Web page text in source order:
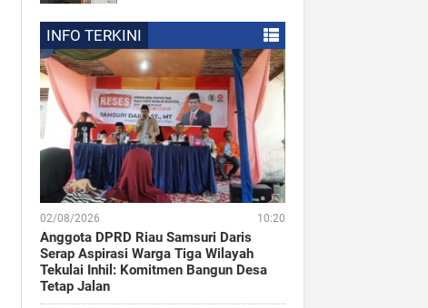
INFO TERKINI
02/08/2026 10:20
Anggota DPRD Riau Samsuri Daris
Serap Aspirasi Warga Tiga Wilayah
Tekulai Inhil: Komitmen Bangun Desa
Tetap Jalan